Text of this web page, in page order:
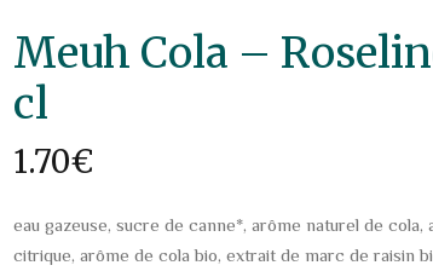
Meuh Cola –
cl
1.70€
eau gazeuse, sucre de canne*, arôme naturel de cola,
citrique, arôme de cola bio, extrait de marc de raisin